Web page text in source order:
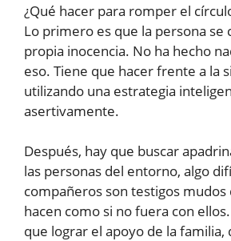
¿Qué hacer para romper el
Lo primero es que la persona se
propia inocencia. No ha hecho
eso. Tiene que hacer frente a la
utilizando una estrategia
asertivamente.
Después, hay que buscar
las personas del entorno, algo
compañeros son testigos mudos
hacen como si no fuera con
que lograr el apoyo de la familia,